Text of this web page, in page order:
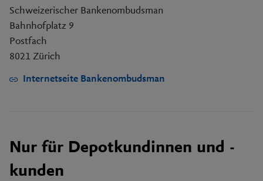
Schweizerischer Bankenombudsman
Bahnhofplatz 9
Postfach
8021 Zürich
Internetseite Bankenombudsman
Nur für Depotkundinnen und -
kunden